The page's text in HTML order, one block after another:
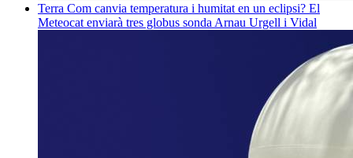
Terra Com canvia temperatura i humitat en un eclipsi? El
Meteocat enviarà tres globus sonda Arnau Urgell i Vidal